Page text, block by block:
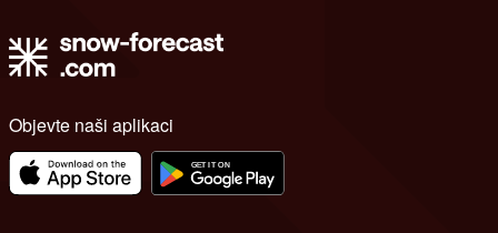
Objevte naši aplikaci